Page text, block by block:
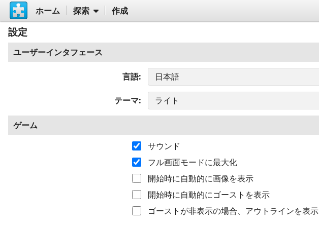
ホーム 探索 作成
設定
ユーザーインタフェース
言語
テーマ
ゲーム
サウンド
フル画面モードに最大化
開始時に自動的に画像を表示
開始時に自動的にゴーストを表示
ゴーストが非表示の場合、アウトラインを表示